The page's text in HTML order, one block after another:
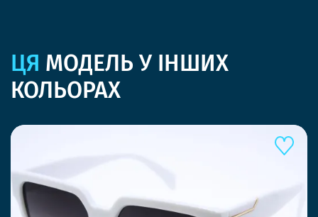
ЦЯ МОДЕЛЬ У ІНШИХ
КОЛЬОРАХ